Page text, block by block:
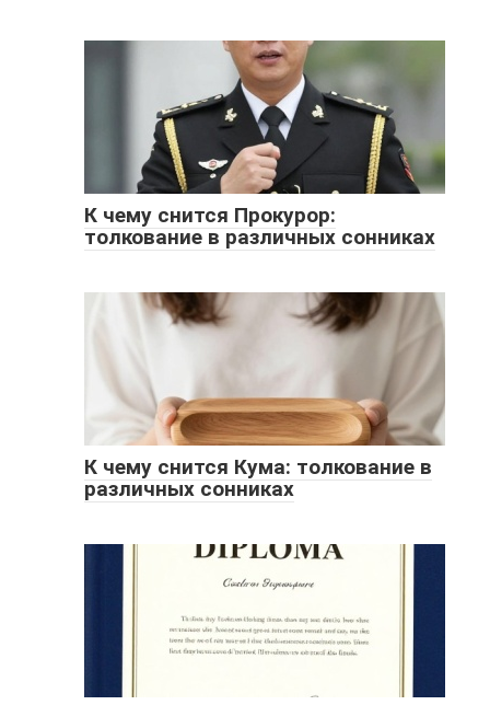
К чему снится Прокурор:
толкование в различных сонниках
К чему снится Кума: толкование в
различных сонниках